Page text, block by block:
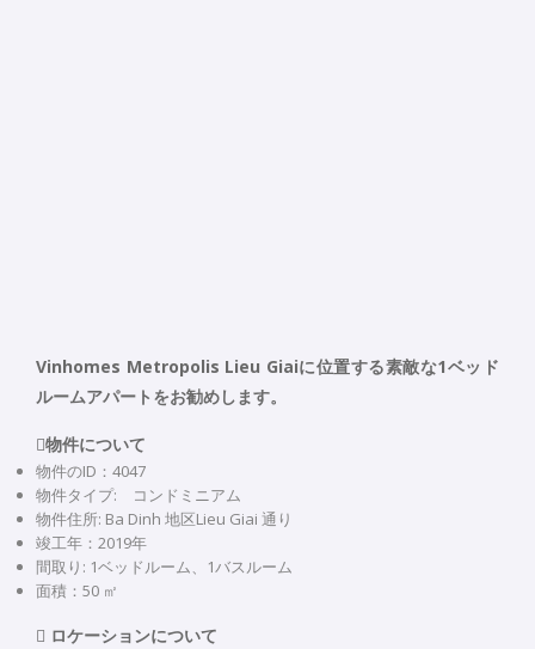
Vinhomes Metropolis Lieu Giaiに位置する素敵な1ベッド
ルームアパートをお勧めします。
物件について
物件のID：4047
物件タイプ: コンドミニアム
物件住所: Ba Dinh 地区Lieu Giai 通り
竣工年：2019年
間取り: 1ベッドルーム、1バスルーム
面積：50 ㎡
 ロケーションについて